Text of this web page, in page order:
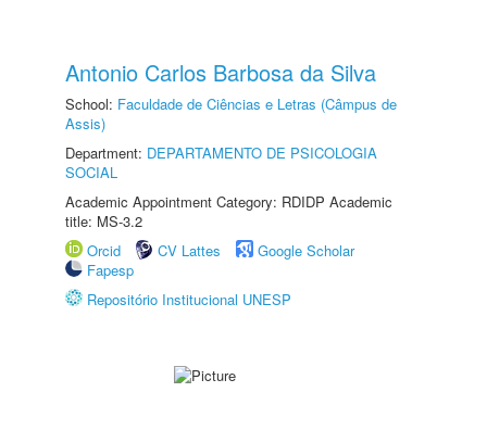
Antonio Carlos Barbosa da Silva
School: Faculdade de Ciências e Letras (Câmpus de
Assis)
Department: DEPARTAMENTO DE PSICOLOGIA
SOCIAL
Academic Appointment Category: RDIDP Academic
title: MS-3.2
Orcid
CV Lattes
Google Scholar
Fapesp
Repositório Institucional UNESP